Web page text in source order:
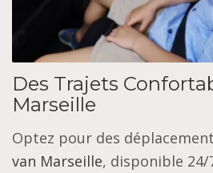
Des Trajets
Marseille
Optez pour des
van Marseille, disponible 24/